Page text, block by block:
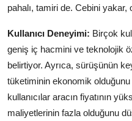
pahalı, tamiri de. Cebini yakar,
Kullanıcı Deneyimi: Birçok
geniş iç hacmini ve teknolojik
belirtiyor. Ayrıca, sürüşünün
tüketiminin ekonomik
kullanıcılar aracın fiyatının
maliyetlerinin fazla olduğunu